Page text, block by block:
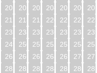
201 202 203 204 205 206
217 218 219 220 221 222
233 234 235 236 237 238
249 250 251 252 253 254
265 266 267 268 269 270
281 282 283 284 285 286